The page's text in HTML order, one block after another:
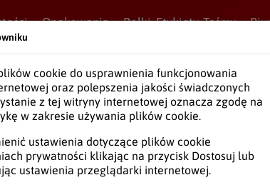
Opakowania Rolki, Etykiety, Taśmy
Ręczniki papierowe
cookie do usprawnienia funkcjonowania
oraz polepszenia jakości świadczonych
z tej witryny internetowej oznacza zgodę na
w zakresie używania plików cookie.
ustawienia dotyczące plików cookie
prywatności klikając na przycisk Dostosuj lub
ustawienia przeglądarki internetowej.